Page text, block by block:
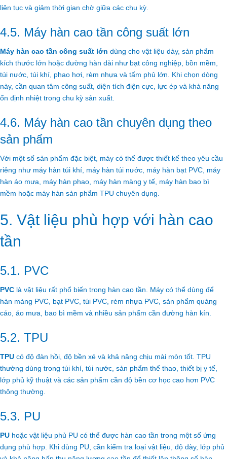
liên tục và giảm thời gian chờ giữa các chu kỳ.
4.5. Máy hàn cao tần công suất lớn
Máy hàn cao tần công suất lớn dùng cho vật liệu dày, sản phẩm
kích thước lớn hoặc đường hàn dài như bạt công nghiệp, bồn mềm,
túi nước, túi khí, phao hơi, rèm nhựa và tấm phủ lớn. Khi chọn dòng
này, cần quan tâm công suất, diện tích điện cực, lực ép và khả năng
ổn định nhiệt trong chu kỳ sản xuất.
4.6. Máy hàn cao tần chuyên dụng theo
sản phẩm
Với một số sản phẩm đặc biệt, máy có thể được thiết kế theo yêu cầu
riêng như máy hàn túi khí, máy hàn túi nước, máy hàn bạt PVC, máy
hàn áo mưa, máy hàn phao, máy hàn màng y tế, máy hàn bao bì
mềm hoặc máy hàn sản phẩm TPU chuyên dụng.
5. Vật liệu phù hợp với hàn cao
tần
5.1. PVC
PVC là vật liệu rất phổ biến trong hàn cao tần. Máy có thể dùng để
hàn màng PVC, bạt PVC, túi PVC, rèm nhựa PVC, sản phẩm quảng
cáo, áo mưa, bao bì mềm và nhiều sản phẩm cần đường hàn kín.
5.2. TPU
TPU có độ đàn hồi, độ bền xé và khả năng chịu mài mòn tốt. TPU
thường dùng trong túi khí, túi nước, sản phẩm thể thao, thiết bị y tế,
lớp phủ kỹ thuật và các sản phẩm cần độ bền cơ học cao hơn PVC
thông thường.
5.3. PU
PU hoặc vật liệu phủ PU có thể được hàn cao tần trong một số ứng
dụng phù hợp. Khi dùng PU, cần kiểm tra loại vật liệu, độ dày, lớp phủ